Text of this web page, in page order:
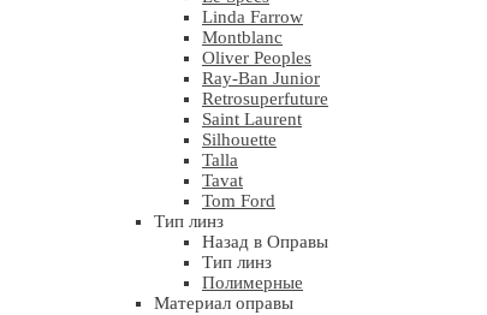
Linda Farrow
Montblanc
Oliver Peoples
Ray-Ban Junior
Retrosuperfuture
Saint Laurent
Silhouette
Talla
Tavat
Tom Ford
Тип линз
Назад в Оправы
Тип линз
Полимерные
Материал оправы